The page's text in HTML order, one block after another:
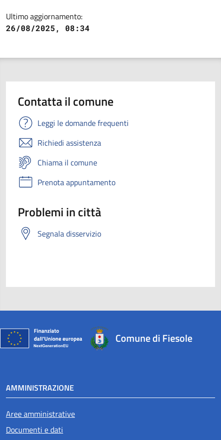
Ultimo aggiornamento:
26/08/2025, 08:34
Contatta il comune
Leggi le domande frequenti
Richiedi assistenza
Chiama il comune
Prenota appuntamento
Problemi in città
Segnala disservizio
Comune di Fiesole
AMMINISTRAZIONE
Aree amministrative
Documenti e dati